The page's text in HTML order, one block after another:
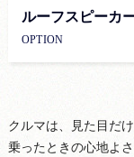
ルーフスピーカ
OPTION
クルマは、見た目だけ
乗ったときの心地よ